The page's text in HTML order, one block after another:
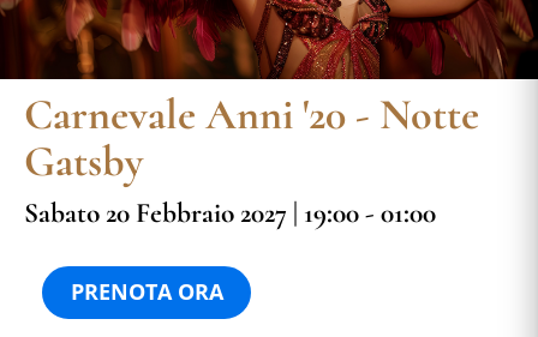
Carnevale Anni '20 - Notte
Gatsby
Sabato 20 Febbraio 2027 | 19:00 - 01:00
PRENOTA ORA